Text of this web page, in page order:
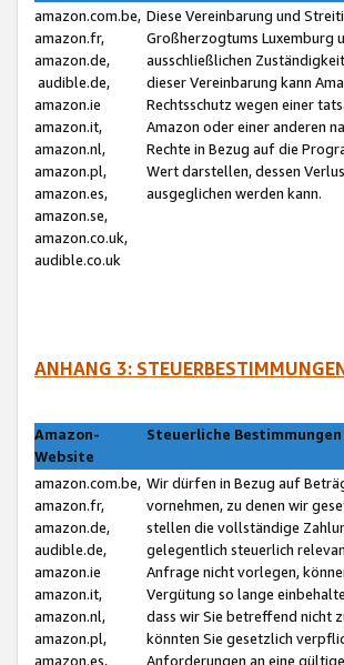
amazon.com.be,
amazon.fr,
amazon.de,
audible.de,
amazon.ie
amazon.it,
amazon.nl,
amazon.pl,
amazon.es,
amazon.se,
amazon.co.uk,
audible.co.uk
Diese Vereinbarung und
Großherzogtums Luxemburg
ausschließlichen
dieser Vereinbarung kann
Rechtsschutz wegen einer
Amazon oder einer anderen
Rechte in Bezug auf die
Wert darstellen, dessen
ausgeglichen werden kann.
ANHANG 3:
Amazon-
Website
Steuerliche Bestimmungen
amazon.com.be,
amazon.fr,
amazon.de,
audible.de,
amazon.ie
amazon.it,
amazon.nl,
amazon.pl,
amazon.es,
Wir dürfen in Bezug auf
vornehmen, zu denen wir
stellen die vollständige
gelegentlich steuerlich
Anfrage nicht vorlegen,
Vergütung so lange
dass wir Sie betreffend nicht
könnten Sie gesetzlich
Anforderungen an eine